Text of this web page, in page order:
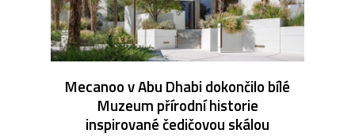
Mecanoo v Abu Dhabi dokončilo bílé
Muzeum přírodní historie
inspirované čedičovou skálou